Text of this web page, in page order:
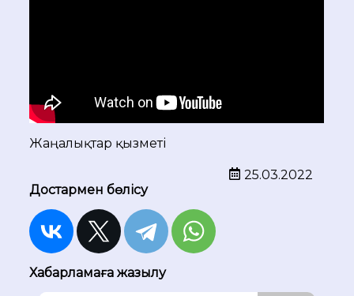
Жаңалықтар қызметі
25.03.2022
Достармен бөлісу
Хабарламаға жазылу